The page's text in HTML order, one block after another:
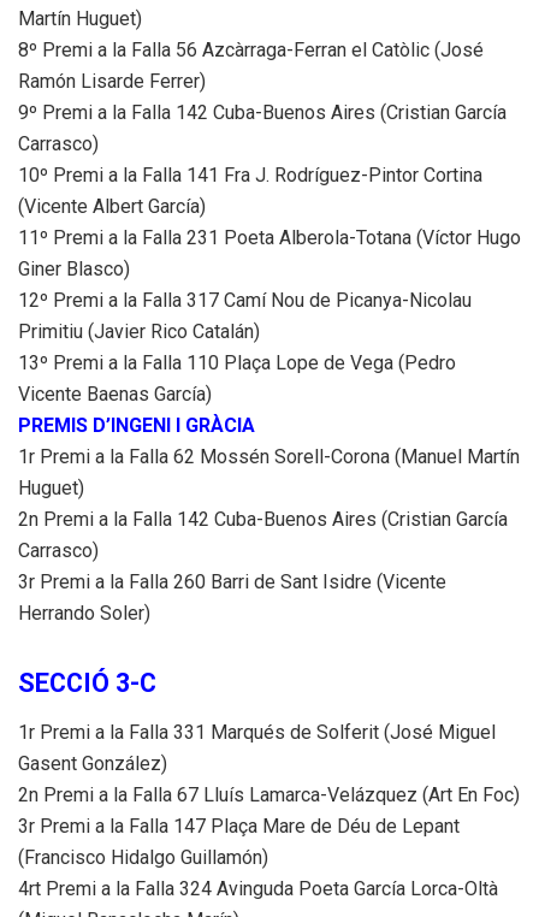
Martín Huguet)
8º Premi a la Falla 56 Azcàrraga-Ferran el Catòlic (José
Ramón Lisarde Ferrer)
9º Premi a la Falla 142 Cuba-Buenos Aires (Cristian García
Carrasco)
10º Premi a la Falla 141 Fra J. Rodríguez-Pintor Cortina
(Vicente Albert García)
11º Premi a la Falla 231 Poeta Alberola-Totana (Víctor Hugo
Giner Blasco)
12º Premi a la Falla 317 Camí Nou de Picanya-Nicolau
Primitiu (Javier Rico Catalán)
13º Premi a la Falla 110 Plaça Lope de Vega (Pedro
Vicente Baenas García)
PREMIS D’INGENI I GRÀCIA
1r Premi a la Falla 62 Mossén Sorell-Corona (Manuel Martín
Huguet)
2n Premi a la Falla 142 Cuba-Buenos Aires (Cristian García
Carrasco)
3r Premi a la Falla 260 Barri de Sant Isidre (Vicente
Herrando Soler)
SECCIÓ 3-C
1r Premi a la Falla 331 Marqués de Solferit (José Miguel
Gasent González)
2n Premi a la Falla 67 Lluís Lamarca-Velázquez (Art En Foc)
3r Premi a la Falla 147 Plaça Mare de Déu de Lepant
(Francisco Hidalgo Guillamón)
4rt Premi a la Falla 324 Avinguda Poeta García Lorca-Oltà